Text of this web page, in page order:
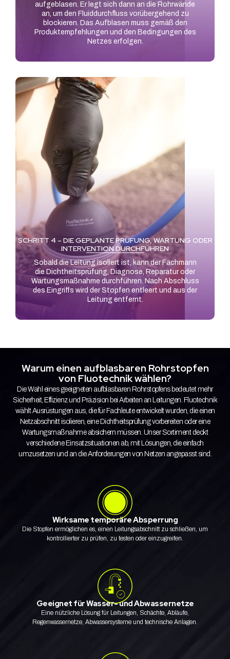
aufgeblasen. Er legt sich dann an die Rohrwände
an, um den Fluiddurchfluss vorübergehend zu
blockieren. Das Aufblasen muss gemäß den
Produktempfehlungen und den Bedingungen des
Netzes erfolgen.
SCHRITT 4 – DIE GEPLANTE PRÜFUNG, WARTUNG ODER
INTERVENTION DURCHFÜHREN
Sobald die Leitung isoliert ist, kann der Fachmann
die Dichtheitsprüfung, Diagnose, Reparatur oder
Wartungsmaßnahme durchführen. Nach Abschluss
des Eingriffs wird der Stopfen entleert und aus der
Leitung entfernt.
Warum einen aufblasbaren Rohrstopfen
von Fluotechnik wählen?
Die Wahl eines geeigneten aufblasbaren Rohrstopfens bedeutet mehr
Sicherheit, Effizienz und Präzision bei Arbeiten an Leitungen. Fluotechnik
wählt Ausrüstungen aus, die für Fachleute entwickelt wurden, die einen
Netzabschnitt isolieren, eine Dichtheitsprüfung vorbereiten oder eine
Wartungsmaßnahme absichern müssen. Unser Sortiment deckt
verschiedene Einsatzsituationen ab, mit Lösungen, die einfach
umzusetzen und an die Anforderungen von Netzen angepasst sind.
Wirksame temporäre Absperrung
Die Stopfen ermöglichen es, einen Leitungsabschnitt zu schließen, um
kontrollierter zu prüfen, zu testen oder einzugreifen.
Geeignet für Wasser- und Abwassernetze
Eine nützliche Lösung für Leitungen, Schächte, Abläufe,
Regenwassernetze, Abwassersysteme und technische Anlagen.